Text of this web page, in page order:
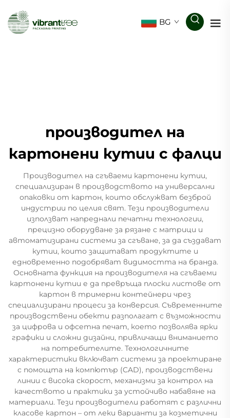
BG
производител на
картонени кутии с фалци
Производител на сгъваеми картонени кутии,
специализиран в производството на универсални
опаковки от картон, които обслужват безброй
индустрии по целия свят. Тези производители
използват напреднали печатни технологии,
прецизно оборудване за рязане с матрици и
автоматизирани системи за сгъване, за да създават
кутии, които защитават продуктите и
едновременно подобряват видимостта на бранда.
Основната функция на производителя на сгъваеми
картонени кутии е да превръща плоски листове от
картон в тримерни контейнери чрез
специализирани процеси за конверсия. Съвременните
производствени обекти разполагат с възможности
за цифрова и офсетна печат, което позволява ярки
графики и сложни дизайни, привличащи вниманието
на потребителите. Технологичните
характеристики включват системи за проектиране
с помощта на компютър (CAD), производствени
линии с висока скорост, механизми за контрол на
качеството и практики за устойчиво набавяне на
материали. Тези производители работят с различни
класове картон – от леки варианти за козметични